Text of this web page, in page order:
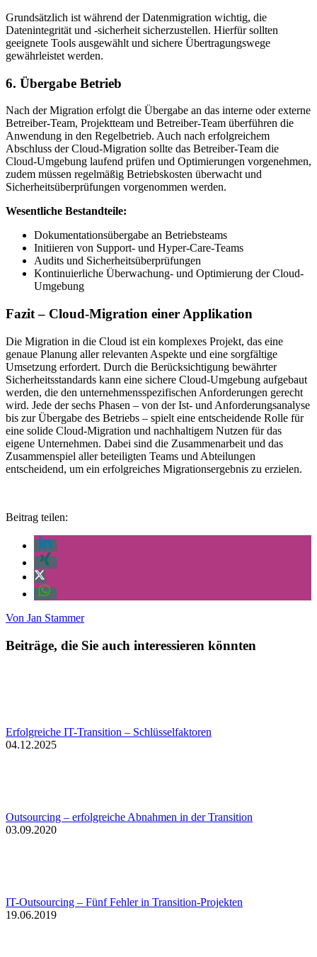
Grundsätzlich ist während der Datenmigration wichtig, die
Datenintegrität und -sicherheit sicherzustellen. Hierfür sollten
geeignete Tools ausgewählt und sichere Übertragungswege
gewährleistet werden.
6. Übergabe Betrieb
Nach der Migration erfolgt die Übergabe an das interne oder externe
Betreiber-Team, Projektteam und Betreiber-Team überführen die
Anwendung in den Regelbetrieb. Auch nach erfolgreichem
Abschluss der Cloud-Migration sollte das Betreiber-Team die
Cloud-Umgebung laufend prüfen und Optimierungen vorgenehmen,
zudem müssen regelmäßig Betriebskosten überwacht und
Sicherheitsüberprüfungen vorgenommen werden.
Wesentliche Bestandteile:
Dokumentationsübergabe an Betriebsteams
Initiieren von Support- und Hyper-Care-Teams
Audits und Sicherheitsüberprüfungen
Kontinuierliche Überwachung- und Optimierung der Cloud-
Umgebung
Fazit – Cloud-Migration einer Applikation
Die Migration in die Cloud ist ein komplexes Projekt, das eine
genaue Planung aller relevanten Aspekte und eine sorgfältige
Umsetzung erfordert. Durch die Berücksichtigung bewährter
Sicherheitsstandards kann eine sichere Cloud-Umgebung aufgebaut
werden, die den unternehmensspezifischen Anforderungen gerecht
wird. Jede der sechs Phasen – von der Ist- und Anforderungsanalyse
bis zur Übergabe des Betriebs – spielt eine entscheidende Rolle für
eine solide Cloud-Migration und nachhaltigem Nutzen für das
eigene Unternehmen. Dabei sind die Zusammenarbeit und das
Zusammenspiel aller beteiligten Teams und Abteilungen
entscheidend, um ein erfolgreiches Migrationsergebnis zu erzielen.
Beitrag teilen:
Von Jan Stammer
Beiträge, die Sie auch interessieren könnten
Erfolgreiche IT-Transition – Schlüsselfaktoren
04.12.2025
Outsourcing – erfolgreiche Abnahmen in der Transition
03.09.2020
IT-Outsourcing – Fünf Fehler in Transition-Projekten
19.06.2019